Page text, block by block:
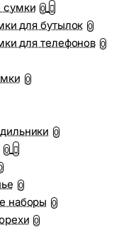
сумки 0
для бутылок 0
для телефонов 0
0
0
0
0
наборы 0
0